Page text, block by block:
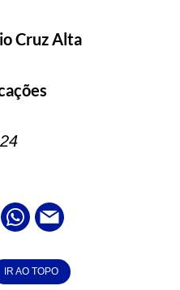
Cruz Alta
IR AO TOPO